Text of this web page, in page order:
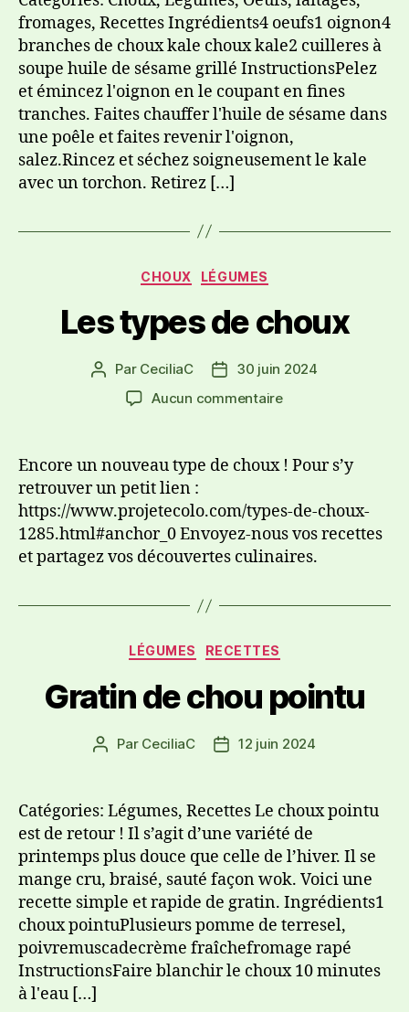
fromages, Recettes Ingrédients4 oeufs1 oignon4
branches de choux kale choux kale2 cuilleres à
soupe huile de sésame grillé InstructionsPelez
et émincez l'oignon en le coupant en fines
tranches. Faites chauffer l'huile de sésame dans
une poêle et faites revenir l'oignon,
salez.Rincez et séchez soigneusement le kale
avec un torchon. Retirez […]
CHOUX LÉGUMES
Les types de choux
Par CeciliaC
30 juin 2024
Aucun commentaire
Encore un nouveau type de choux ! Pour s’y
retrouver un petit lien :
https://www.projetecolo.com/types-de-choux-
1285.html#anchor_0 Envoyez-nous vos recettes
et partagez vos découvertes culinaires.
LÉGUMES RECETTES
Gratin de chou pointu
Par CeciliaC 12 juin 2024
Catégories: Légumes, Recettes Le choux pointu
est de retour ! Il s’agit d’une variété de
printemps plus douce que celle de l’hiver. Il se
mange cru, braisé, sauté façon wok. Voici une
recette simple et rapide de gratin. Ingrédients1
choux pointuPlusieurs pomme de terresel,
poivremuscadecrème fraîchefromage rapé
InstructionsFaire blanchir le choux 10 minutes
à l'eau […]